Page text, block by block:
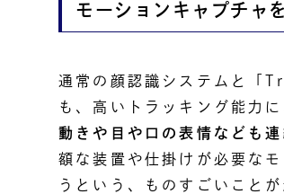
モーションキャプチャ
通常の顔認識システムと「
も、高いトラッキング能力に
動きや目や口の表情なども
額な装置や仕掛けが必要な
うという、ものすごいこと